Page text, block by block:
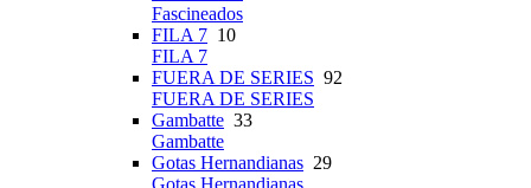
Fascineados
FILA 7 10
FILA 7
FUERA DE SERIES 92
FUERA DE SERIES
Gambatte 33
Gambatte
Gotas Hernandianas 29